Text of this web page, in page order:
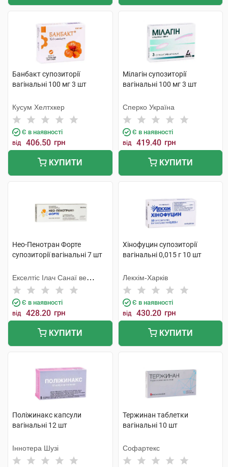
Банбакт супозиторії
вагінальні 100 мг 3 шт
Кусум Хелтхкер
Є в наявності
від 406.50 грн
КУПИТИ
Мілагін супозиторії
вагінальні 100 мг 3 шт
Сперко Україна
Є в наявності
від 419.40 грн
КУПИТИ
Нео-Пенотран Форте
супозиторії вагінальні 7 шт
Екселтіс Ілач Санаї ве
Тіджарет Анонім Шіркеті
Є в наявності
від 428.20 грн
КУПИТИ
Хінофуцин супозиторії
вагінальні 0,015 г 10 шт
Лекхім-Харків
Є в наявності
від 430.20 грн
КУПИТИ
Поліжинакс капсули
вагінальні 12 шт
Іннотера Шузі
Тержинан таблетки
вагінальні 10 шт
Софартекс